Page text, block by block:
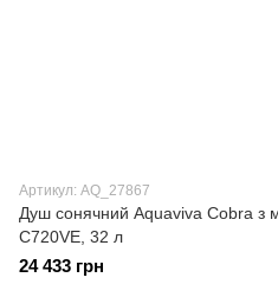
Артикул: AQ_27867
Душ сонячний Aquaviva Cobra з
C720VE, 32 л
24 433 грн